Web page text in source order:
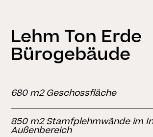
Lehm Ton Erde
Bürogebäude
680 m2 Geschossfläche
850 m2 Stamfplehmwände im
Außenbereich